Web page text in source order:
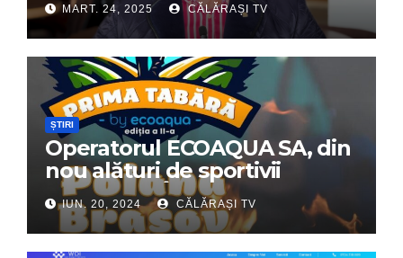
MART. 24, 2025 CĂLĂRAȘI TV
ȘTIRI
Operatorul ECOAQUA SA, din
nou alături de sportivii
călărășeni. Începe „Prima
Tabără”!
IUN. 20, 2024 CĂLĂRAȘI TV